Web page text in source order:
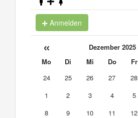
Anmelden
« Dezember 2025
Mo Di Mi Do Fr
24
25 26 27 28
1
2 3 4 5
8
9 10 11 12